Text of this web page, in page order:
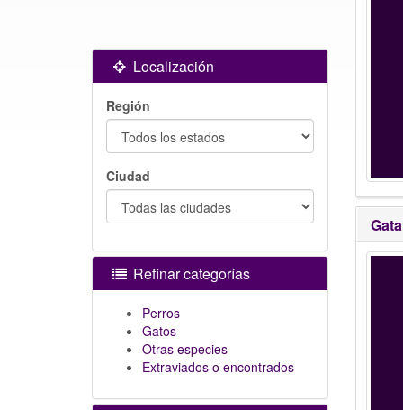
Localización
Región
Ciudad
Refinar categorías
Perros
Gatos
Otras especies
Extraviados o encontrados